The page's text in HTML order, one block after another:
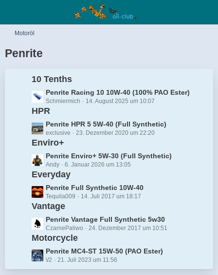
Motoröl
Penrite
10 Tenths
L
e
t
z
t
e
e
i
r
ä
g
e
Penrite Racing 10 10W-40 (100% PAO Ester)
Schmiermich 14. August 2025 um 10:07
HPR
L
e
t
z
t
e
e
i
ä
g
e
Penrite HPR 5 5W-40 (Full Synthetic)
exclusive 23. Dezember 2020 um 22:20
Enviro+
L
e
t
z
t
e
e
i
r
ä
Penrite Enviro+ 5W-30 (Full Synthetic)
Andy 6. Januar 2026 um 13:05
Everyday
L
e
t
z
e
e
Penrite Full Synthetic 10W-40
Tequila009 14. Juli 2017 um 18:17
Vantage
L
e
t
z
t
e
Penrite Vantage Full Synthetic 5w30
CzarnePaliwo 24. Dezember 2017 um 10:51
Motorcycle
L
e
t
Penrite MC4-ST 15W-50 (PAO Ester)
\/2 21. Juli 2023 um 11:56